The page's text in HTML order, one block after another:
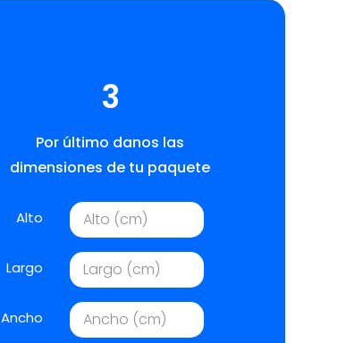
3
Por último danos las
dimensiones de tu paquete
Alto
Largo
Ancho